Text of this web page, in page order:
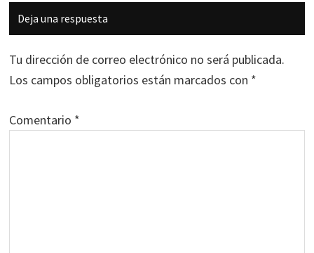
Interacciones
con
los
lectores
Deja una respuesta
Tu dirección de correo electrónico no será publicada.
Los campos obligatorios están marcados con *
Comentario *